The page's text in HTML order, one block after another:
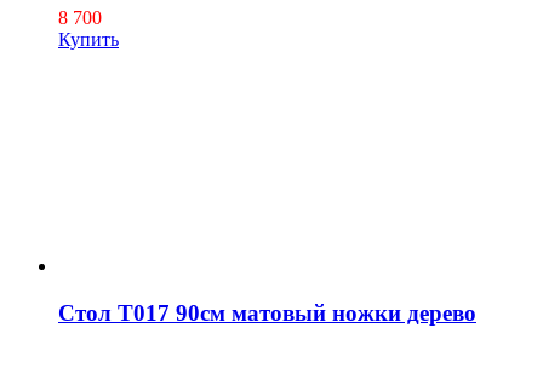
8 700
Купить
Стол Т017 90см матовый ножки дерево